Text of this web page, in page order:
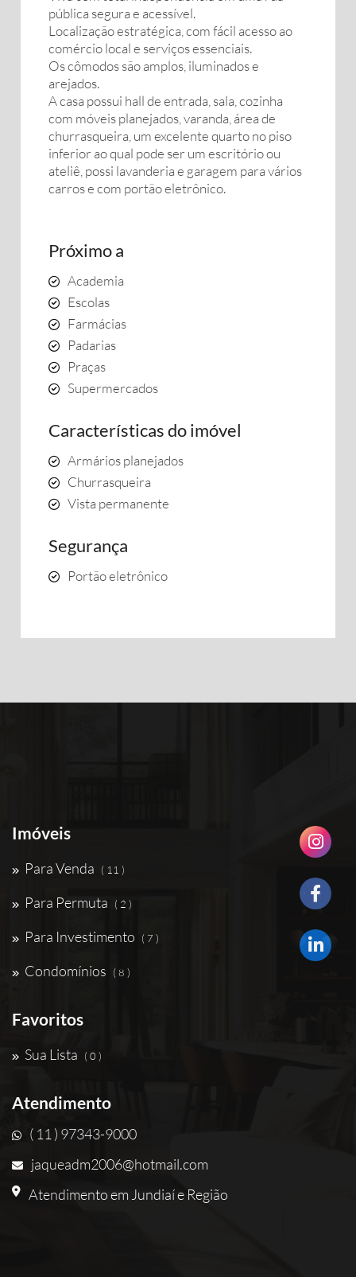
pública segura e acessível.
Localização estratégica, com fácil acesso ao
comércio local e serviços essenciais.
Os cômodos são amplos, iluminados e
arejados.
A casa possui hall de entrada, sala, cozinha
com móveis planejados, varanda, área de
churrasqueira, um excelente quarto no piso
inferior ao qual pode ser um escritório ou
ateliê, possi lavanderia e garagem para vários
carros e com portão eletrônico.
Próximo a
Academia
Escolas
Farmácias
Padarias
Praças
Supermercados
Características do imóvel
Armários planejados
Churrasqueira
Vista permanente
Segurança
Portão eletrônico
Imóveis
Para Venda ( 11 )
Para Permuta ( 2 )
Para Investimento ( 7 )
Condomínios ( 8 )
Favoritos
Sua Lista ( 0 )
Atendimento
( 11 ) 97343-9000
jaqueadm2006@hotmail.com
Atendimento em Jundiaí e Região